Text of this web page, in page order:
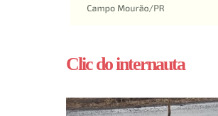
Clic do internauta